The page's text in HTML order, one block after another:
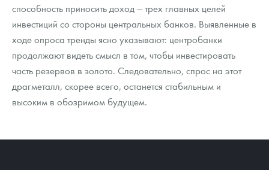
способность приносить доход — трех главных целей
инвестиций со стороны центральных банков. Выявленные в
ходе опроса тренды ясно указывают: центробанки
продолжают видеть смысл в том, чтобы инвестировать
часть резервов в золото. Следовательно, спрос на этот
драгметалл, скорее всего, останется стабильным и
высоким в обозримом будущем.